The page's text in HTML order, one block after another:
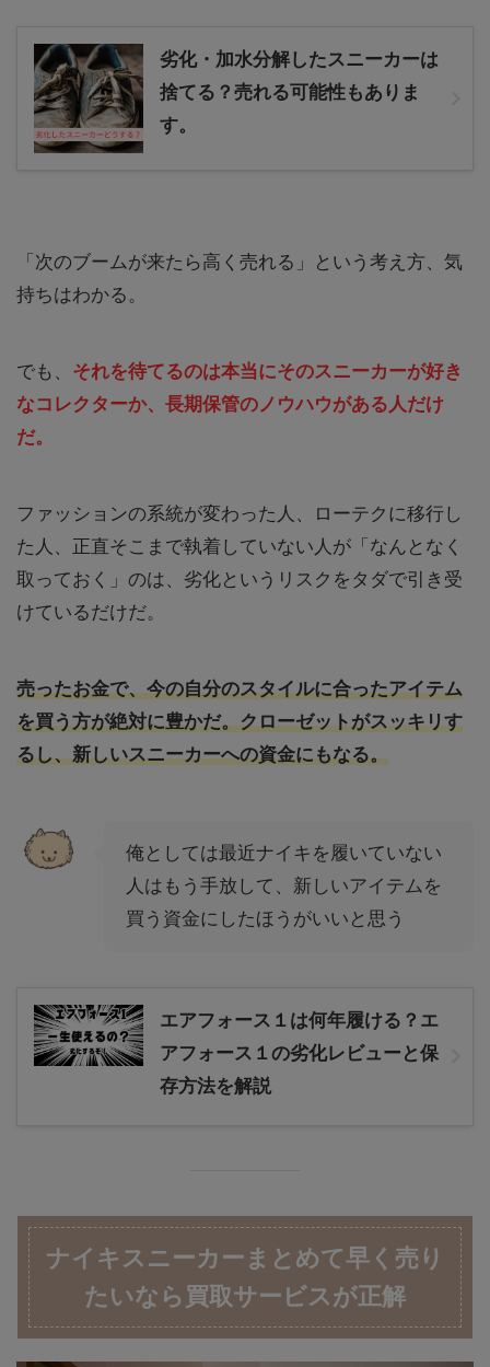
劣化・加水分解したスニーカーは
捨てる？売れる可能性もありま
す。
「次のブームが来たら高く売れる」という考え方、気
持ちはわかる。
でも、 それを待てるのは本当にそのスニーカーが好き
なコレクターか、長期保管のノウハウがある人だけ
だ。
ファッションの系統が変わった人、ローテクに移行し
た人、正直そこまで執着していない人が「なんとなく
取っておく」のは、劣化というリスクをタダで引き受
けているだけだ。
売ったお金で、今の自分のスタイルに合ったアイテム
を買う方が絶対に豊かだ。クローゼットがスッキリす
るし、新しいスニーカーへの資金にもなる。
俺としては最近ナイキを履いていない
人はもう手放して、新しいアイテムを
買う資金にしたほうがいいと思う
エアフォース１は何年履ける？エ
アフォース１の劣化レビューと保
存方法を解説
ナイキスニーカーまとめて早く売り
たいなら買取サービスが正解